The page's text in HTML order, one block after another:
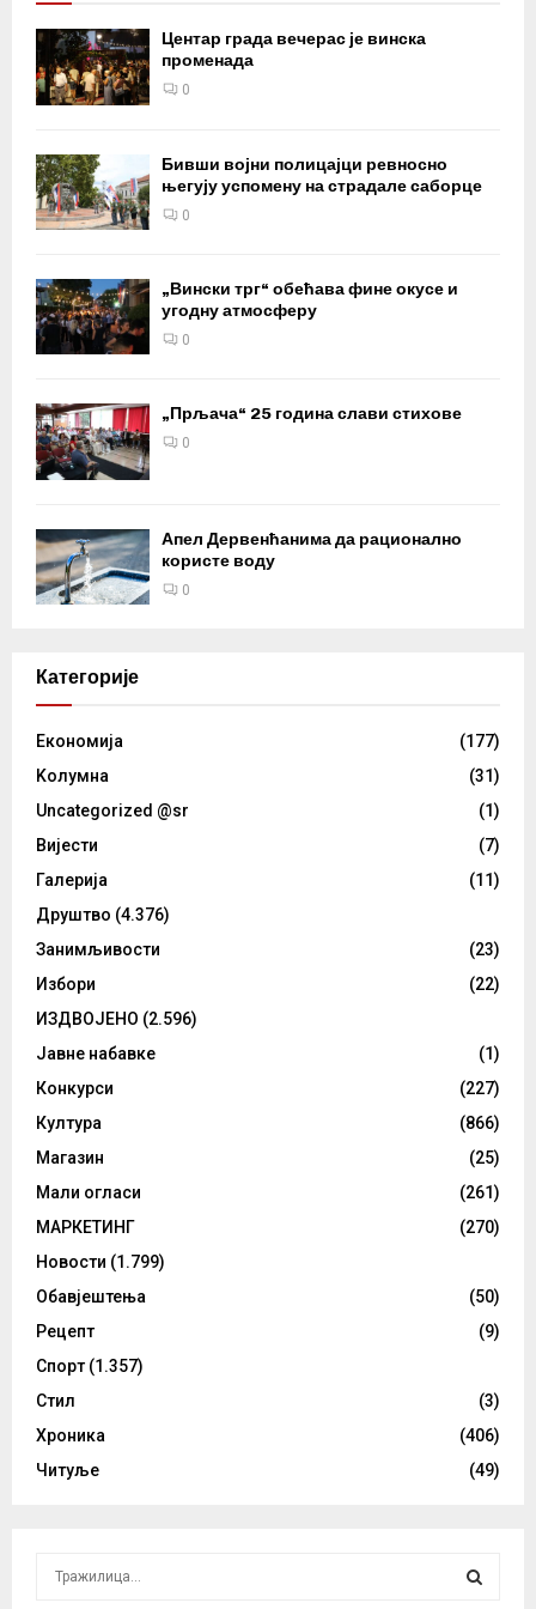
Центар града вечерас је винска
променада
0
Бивши војни полицајци ревносно
његују успомену на страдале саборце
0
„Вински трг“ обећава фине окусе и
угодну атмосферу
0
„Прљача“ 25 година слави стихове
0
Апел Дервенћанима да рационално
користе воду
0
Категорије
Eкономија
(177)
Kолумнa
(31)
Uncategorized @sr
(1)
Вијести
(7)
Галерија
(11)
Друштво (4.376)
Занимљивости
(23)
Избори
(22)
ИЗДВОЈЕНО (2.596)
Јавне набавке
(1)
Конкурси
(227)
Култура
(866)
Магазин
(25)
Мали огласи
(261)
МАРКЕТИНГ
(270)
Новости (1.799)
Обавјештења
(50)
Рецепт
(9)
Спорт (1.357)
Стил
(3)
Хроника
(406)
Читуље
(49)